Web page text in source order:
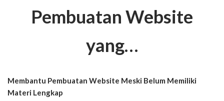
Pembuatan Website
yang…
Membantu Pembuatan Website Meski Belum Memiliki
Materi Lengkap